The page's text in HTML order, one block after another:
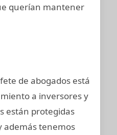
querían mantener
de abogados está
a inversores y
están protegidas
además tenemos